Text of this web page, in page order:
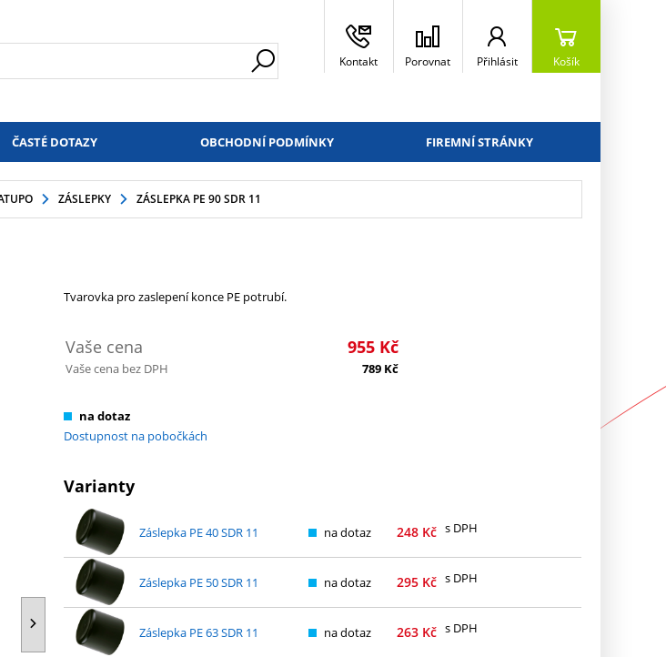
Kontakt Porovnat Přihlásit Košík
ČASTÉ DOTAZY OBCHODNÍ PODMÍNKY FIREMNÍ STRÁNKY
ZÁSLEPKY ZÁSLEPKA PE 90 SDR 11
Tvarovka pro zaslepení konce PE potrubí.
Vaše cena 955 Kč
Vaše cena bez DPH 789 Kč
na dotaz
Dostupnost na pobočkách
Varianty
Záslepka PE 40 SDR 11 na dotaz 248 Kč s DPH
Záslepka PE 50 SDR 11 na dotaz 295 Kč s DPH
Záslepka PE 63 SDR 11 na dotaz 263 Kč s DPH